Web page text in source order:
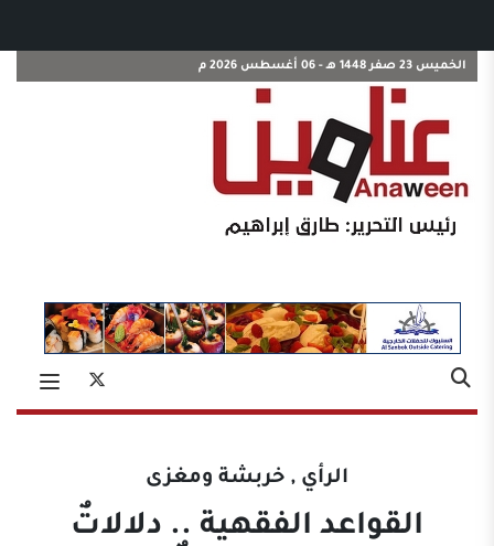
الخميس 23 صفر 1448 هـ - 06 أغسطس 2026 م
الرأي , خربشة ومغزى
القواعد الفقهية .. دلالاتٌ